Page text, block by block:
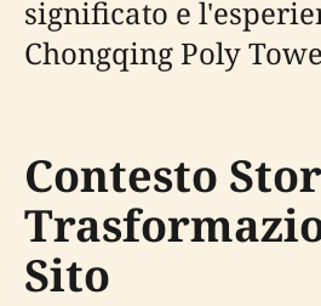
significato e
Chongqing Poly
Contesto
Sito